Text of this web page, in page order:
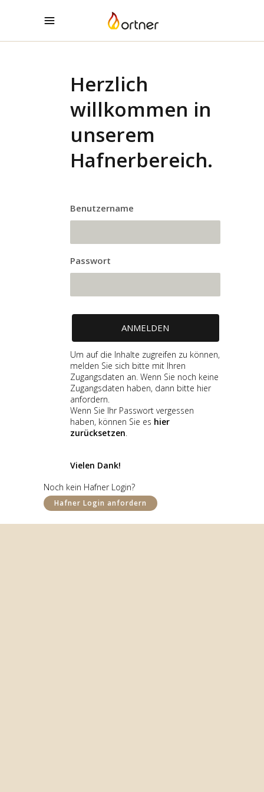
Herzlich
willkommen in
unserem
Hafnerbereich.
Benutzername
Passwort
Um auf die Inhalte zugreifen zu können,
melden Sie sich bitte mit Ihren
Zugangsdaten an. Wenn Sie noch keine
Zugangsdaten haben, dann bitte hier
anfordern.
Wenn Sie Ihr Passwort vergessen
haben, können Sie es hier
zurücksetzen.
Vielen Dank!
Noch kein Hafner Login?
Hafner Login anfordern